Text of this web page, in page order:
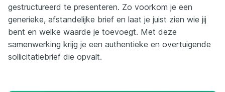
gestructureerd te presenteren. Zo voorkom je een
generieke, afstandelijke brief en laat je juist zien wie jij
bent en welke waarde je toevoegt. Met deze
samenwerking krijg je een authentieke en overtuigende
sollicitatiebrief die opvalt.